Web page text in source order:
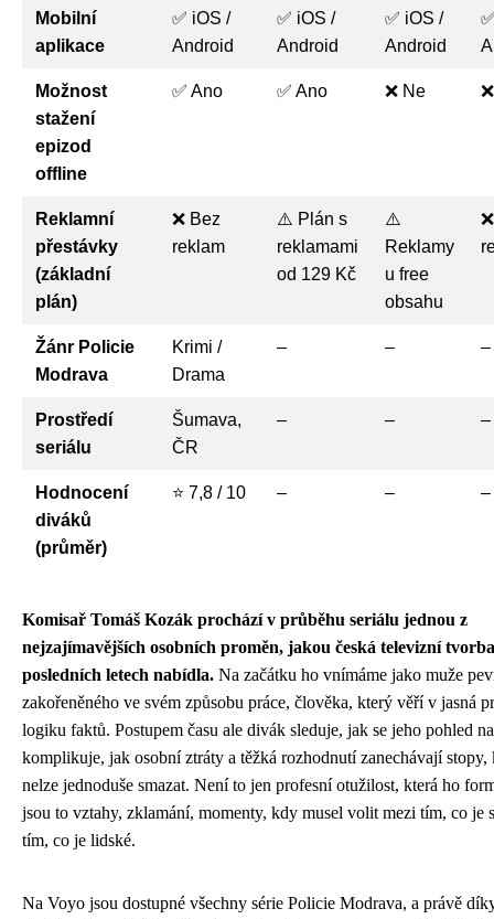
Mobilní
aplikace
✅ iOS /
Android
✅ iOS /
Android
✅ iOS /
Android
Možnost
stažení
epizod
offline
✅ Ano ✅ Ano ❌ Ne
Reklamní
přestávky
(základní
plán)
❌ Bez
reklam
⚠️ Plán s
reklamami
od 129 Kč
⚠️
Reklamy
u free
obsahu
Žánr Policie
Modrava
Krimi /
Drama
– – –
Prostředí
seriálu
Šumava,
ČR
– – –
Hodnocení
diváků
(průměr)
⭐ 7,8 / 10 – – –
Komisař Tomáš Kozák prochází v průběhu seriálu jednou z
nejzajímavějších osobních proměn, jakou česká televizní
posledních letech nabídla. Na začátku ho vnímáme jako muže
zakořeněného ve svém způsobu práce, člověka, který věří v jasná
logiku faktů. Postupem času ale divák sleduje, jak se jeho pohled
komplikuje, jak osobní ztráty a těžká rozhodnutí zanechávají stopy,
nelze jednoduše smazat. Není to jen profesní otužilost, která ho
jsou to vztahy, zklamání, momenty, kdy musel volit mezi tím, co je
tím, co je lidské.
Na Voyo jsou dostupné všechny série Policie Modrava, a právě